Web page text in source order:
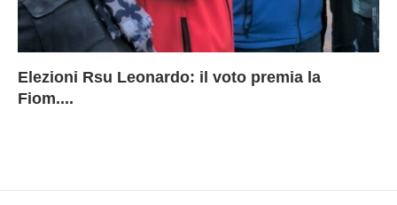
Elezioni Rsu Leonardo: il voto premia la
Fiom....